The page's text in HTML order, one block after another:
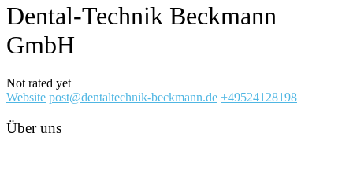
Dental-Technik Beckmann
GmbH
Not rated yet
Website post@dentaltechnik-beckmann.de +49524128198
Über uns